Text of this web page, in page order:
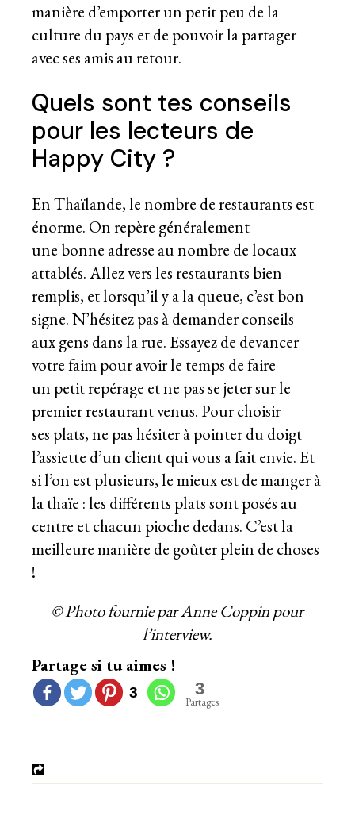
manière d’emporter un petit peu de la
culture du pays et de pouvoir la partager
avec ses amis au retour.
Quels sont tes conseils
pour les lecteurs de
Happy City ?
En Thaïlande, le nombre de restaurants est
énorme. On repère généralement
une bonne adresse au nombre de locaux
attablés. Allez vers les restaurants bien
remplis, et lorsqu’il y a la queue, c’est bon
signe. N’hésitez pas à demander conseils
aux gens dans la rue. Essayez de devancer
votre faim pour avoir le temps de faire
un petit repérage et ne pas se jeter sur le
premier restaurant venus. Pour choisir
ses plats, ne pas hésiter à pointer du doigt
l’assiette d’un client qui vous a fait envie. Et
si l’on est plusieurs, le mieux est de manger à
la thaïe : les différents plats sont posés au
centre et chacun pioche dedans. C’est la
meilleure manière de goûter plein de choses
!
© Photo fournie par Anne Coppin pour
l’interview.
Partage si tu aimes !
3 3
Partages